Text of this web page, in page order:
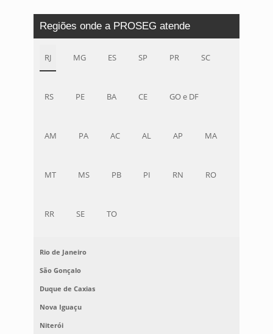
Regiões onde a PROSEG atende
RJ MG ES SP PR SC
RS PE BA CE GO e DF
AM PA AC AL AP MA
MT MS PB PI RN RO
RR SE TO
Rio de Janeiro
São Gonçalo
Duque de Caxias
Nova Iguaçu
Niterói